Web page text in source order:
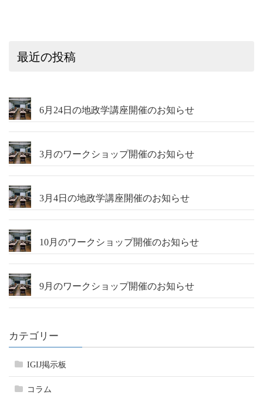
最近の投稿
6月24日の地政学講座開催のお知らせ
3月のワークショップ開催のお知らせ
3月4日の地政学講座開催のお知らせ
10月のワークショップ開催のお知らせ
9月のワークショップ開催のお知らせ
カテゴリー
IGIJ掲示板
コラム